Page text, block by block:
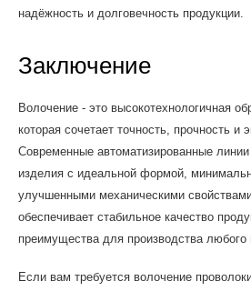
надёжность и долговечность продукции.
Заключение
Волочение - это высокотехнологичная
которая сочетает точность, прочность и
Современные автоматизированные
изделия с идеальной формой,
улучшенными механическими
обеспечивает стабильное качество
преимущества для производства
Если вам требуется волочение